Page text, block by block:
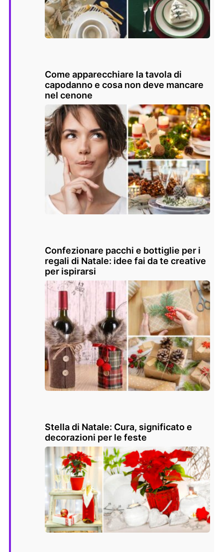
Come apparecchiare la tavola di
capodanno e cosa non deve mancare
nel cenone
Confezionare pacchi e bottiglie per i
regali di Natale: idee fai da te creative
per ispirarsi
Stella di Natale: Cura, significato e
decorazioni per le feste